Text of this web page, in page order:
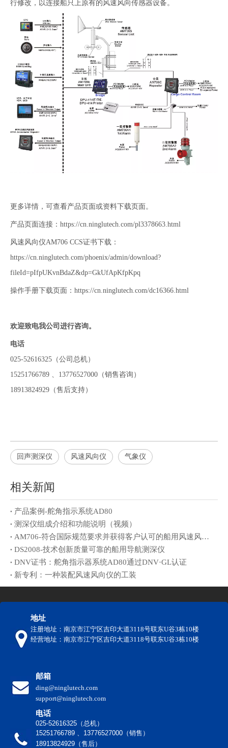
行修改，以连接船只上原有的风速风向传感器设备。
更多详情，可查看产品页面或资料下载页面。
产品页面连接： https://cn.ninglutech.com/pl3378663.html
风速风向仪AM706 CCS证书下载：
https://cn.ninglutech.com/phoenix/admin/download?
fileId=pIfpUKvnBdaZ&dp=GkUfApKfpKpq
操作手册下载页面： https://cn.ninglutech.com/dc16366.html
欢迎致电我公司进行咨询。
电话
025-52616325（公司总机）
15251766789 、13776527000（销售咨询）
18913824929（售后支持）
回声测深仪 风速风向仪 气象仪
相关新闻
产品案例-舵角指示系统AD80
测深仪组成介绍和功能说明（视频）
AM706-符合国际规范要求并获得客户认可的船用风速风向仪
DS2008-技术创新质量可靠的船用导航测深仪
DNV证书：舵角指示器系统AD80通过DNV·GL认证
新专利：一种装配风速风向仪的工装
地址
注册地址：南京市江宁区吉印大道3118号联东U谷3栋10楼
经营地址：南京市江宁区吉印大道3118号联东U谷3栋10楼
邮箱
ding@ninglutech.com
support@ninglutech.com
电话
025-52616325（总机）
15251766789 、13776527000（销售）
18913824929（售后）